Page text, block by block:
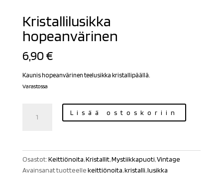
Kristallilusikka
hopeanvärinen
6,90€
Kaunis hopeanvärinen teelusikka kristallipäällä.
Varastossa
hopeanvärinen
Lisää ostoskoriin
Osastot:Keittiönoita,Kristallit,Mystiikkapuoti,Vintage
Avainsanat tuotteellekeittiönoita,kristalli,lusikka